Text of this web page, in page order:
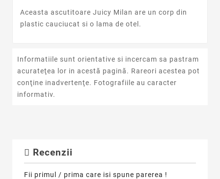
Aceasta ascutitoare Juicy Milan are un corp din
plastic cauciucat si o lama de otel.
Informatiile sunt orientative si incercam sa pastram
acurateţea lor in acestă pagină. Rareori acestea pot
conţine inadvertenţe. Fotografiile au caracter
informativ.
Recenzii
Fii primul / prima care isi spune parerea !